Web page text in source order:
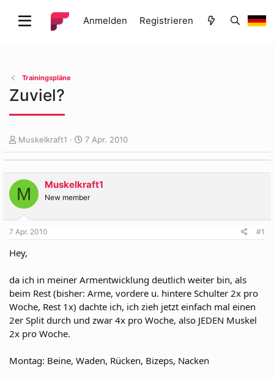
Anmelden Registrieren
Trainingspläne
Zuviel?
E
r
s
t
l
e
r
Muskelkraft1
E
r
s
t
e
l
t
7 Apr. 2010
M Muskelkraft1
New member
7 Apr. 2010 #1
Hey,
da ich in meiner Armentwicklung deutlich weiter bin, als
beim Rest (bisher: Arme, vordere u. hintere Schulter 2x pro
Woche, Rest 1x) dachte ich, ich zieh jetzt einfach mal einen
2er Split durch und zwar 4x pro Woche, also JEDEN Muskel
2x pro Woche.
Montag: Beine, Waden, Rücken, Bizeps, Nacken